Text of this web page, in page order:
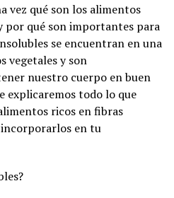
vez qué son los alimentos
por qué son importantes para
se encuentran en una
vegetales y son
nuestro cuerpo en buen
explicaremos todo lo que
ricos en fibras
en tu